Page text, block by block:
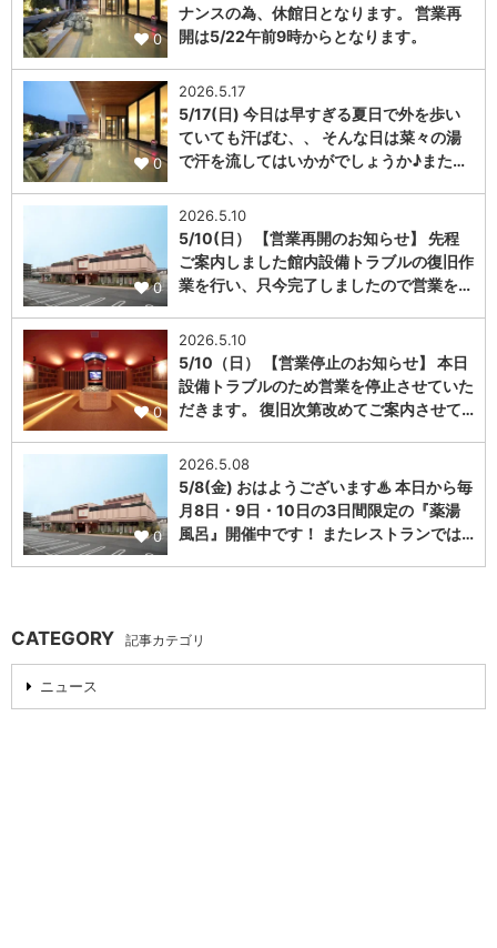
0
ナンスの為、休館日となります。 営業再
開は5/22午前9時からとなります。
0
2026.5.17
5/17(日) 今日は早すぎる夏日で外を歩い
ていても汗ばむ、、 そんな日は菜々の湯
で汗を流してはいかがでしょうか♪また…
0
2026.5.10
5/10(日） 【営業再開のお知らせ】 先程
ご案内しました館内設備トラブルの復旧作
業を行い、只今完了しましたので営業を…
0
2026.5.10
5/10（日） 【営業停止のお知らせ】 本日
設備トラブルのため営業を停止させていた
だきます。 復旧次第改めてご案内させて…
0
2026.5.08
5/8(金) おはようございます♨ 本日から毎
月8日・9日・10日の3日間限定の『薬湯
風呂』開催中です！ またレストランでは…
CATEGORY 記事カテゴリ
ニュース